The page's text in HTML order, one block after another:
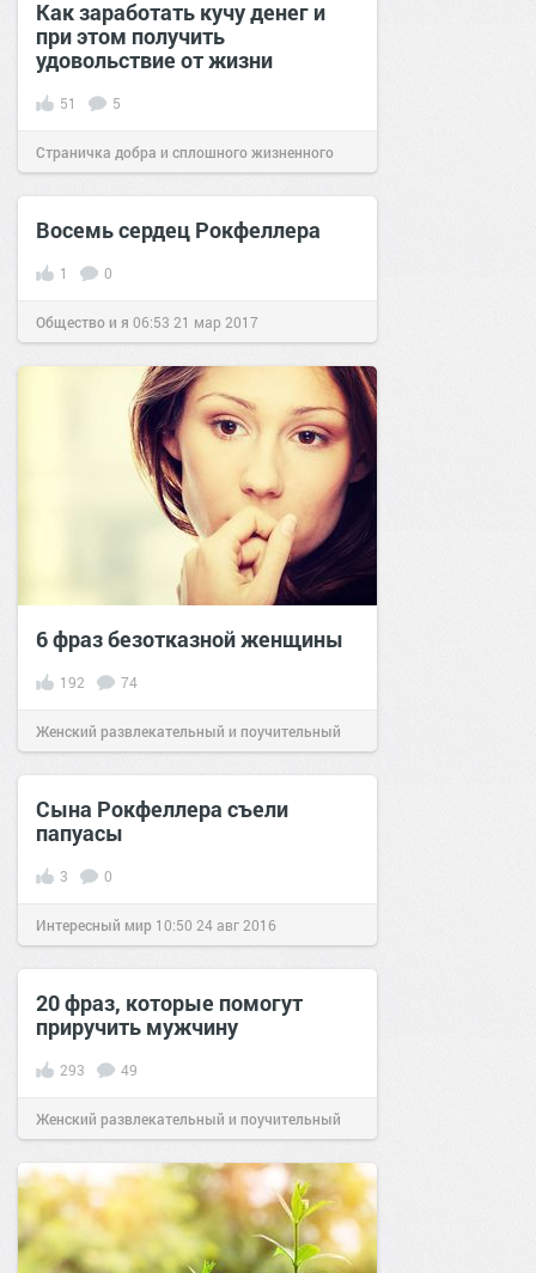
Как заработать кучу денег и
при этом получить
удовольствие от жизни
51 5
Страничка добра и сплошного жизненного
позитива! 16:49 24 ноя 2021
Восемь сердец Рокфеллера
1 0
Общество и я 06:53 21 мар 2017
6 фраз безотказной женщины
192 74
Женский развлекательный и поучительный
сайт.09:3325 июл 2020
Сына Рокфеллера съели
папуасы
3 0
Интересный мир 10:50 24 авг 2016
20 фраз, которые помогут
приручить мужчину
293 49
Женский развлекательный и поучительный
сайт. 15:26 17 дек 2019